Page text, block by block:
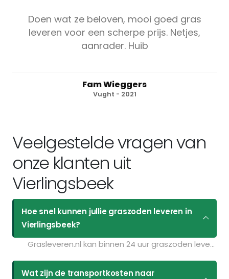
Doen wat ze beloven, mooi goed gras
leveren voor een scherpe prijs. Netjes,
aanrader. Huib
Fam Wieggers
Vught - 2021
Veelgestelde vragen van
onze klanten uit
Vierlingsbeek
Hoe snel kunnen jullie graszoden leveren in
Vierlingsbeek?
Grasleveren.nl kan binnen 24 uur graszoden leveren in Vierlingsbeek. Als u bijvoorbeeld graszoden op maandag bestelt voor 11:30 kunt u ze de volgende dag geleverd krijgen. Kijk voor de actuele leverdagen op de pagina
Wat zijn de transportkosten naar